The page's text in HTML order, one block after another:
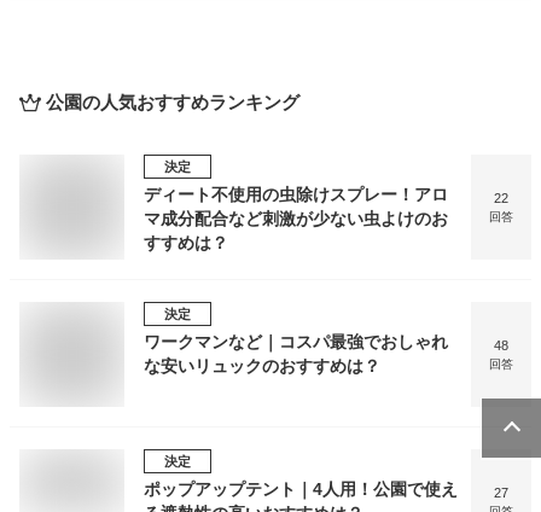
公園の人気おすすめランキング
決定
ディート不使用の虫除けスプレー！アロ
マ成分配合など刺激が少ない虫よけのお
すすめは？
22
回答
決定
ワークマンなど｜コスパ最強でおしゃれ
な安いリュックのおすすめは？
48
回答
決定
ポップアップテント｜4人用！公園で使え
27